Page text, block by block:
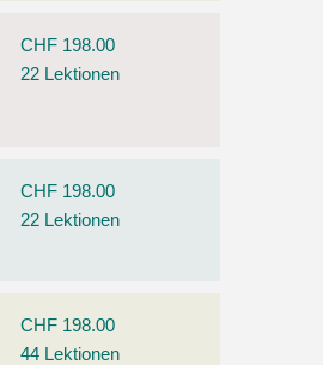
CHF 198.00
22 Lektionen
CHF 198.00
22 Lektionen
CHF 198.00
44 Lektionen